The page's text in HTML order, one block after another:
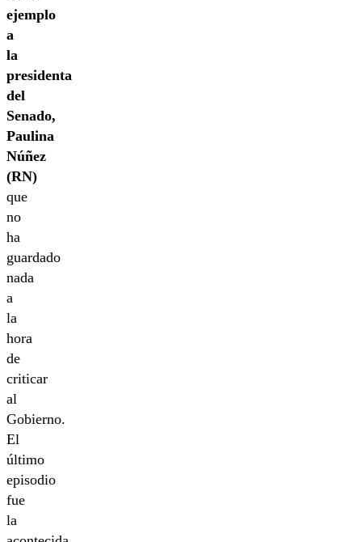
ejemplo
a
la
presidenta
del
Senado,
Paulina
Núñez
(RN)
que
no
ha
guardado
nada
a
la
hora
de
criticar
al
Gobierno.
El
último
episodio
fue
la